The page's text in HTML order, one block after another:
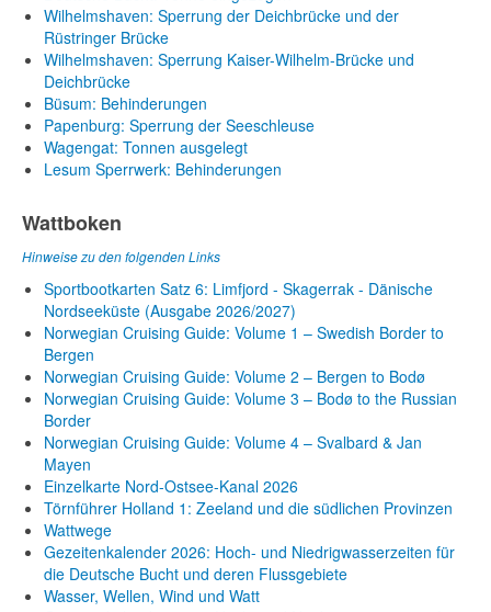
Wilhelmshaven: Sperrung der Deichbrücke und der
Rüstringer Brücke
Wilhelmshaven: Sperrung Kaiser-Wilhelm-Brücke und
Deichbrücke
Büsum: Behinderungen
Papenburg: Sperrung der Seeschleuse
Wagengat: Tonnen ausgelegt
Lesum Sperrwerk: Behinderungen
Wattboken
Hinweise zu den folgenden Links
Sportbootkarten Satz 6: Limfjord - Skagerrak - Dänische
Nordseeküste (Ausgabe 2026/2027)
Norwegian Cruising Guide: Volume 1 – Swedish Border to
Bergen
Norwegian Cruising Guide: Volume 2 – Bergen to Bodø
Norwegian Cruising Guide: Volume 3 – Bodø to the Russian
Border
Norwegian Cruising Guide: Volume 4 – Svalbard & Jan
Mayen
Einzelkarte Nord-Ostsee-Kanal 2026
Törnführer Holland 1: Zeeland und die südlichen Provinzen
Wattwege
Gezeitenkalender 2026: Hoch- und Niedrigwasserzeiten für
die Deutsche Bucht und deren Flussgebiete
Wasser, Wellen, Wind und Watt